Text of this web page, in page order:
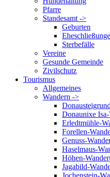
Pfarre
Standesamt ->
Geburten
Sterbefälle
Vereine
Gesunde Gemeinde
Zivilschutz
Tourismus
Allgemeines
Wandern ->
Donaunixe
Erledtmühle-
Forellen-
Genuss-
Haselmaus-
Höhen-
Jagabild-
Jochenstein-